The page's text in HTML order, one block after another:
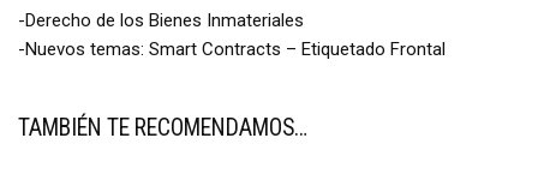
-Derecho de los Bienes Inmateriales
-Nuevos temas: Smart Contracts – Etiquetado Frontal
TAMBIÉN TE RECOMENDAMOS…